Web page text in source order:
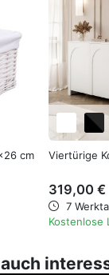
cm Viertürige
319,00 €
7
Kostenlose